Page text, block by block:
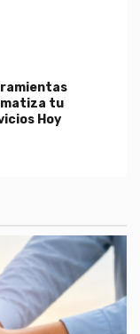
tu
Hoy